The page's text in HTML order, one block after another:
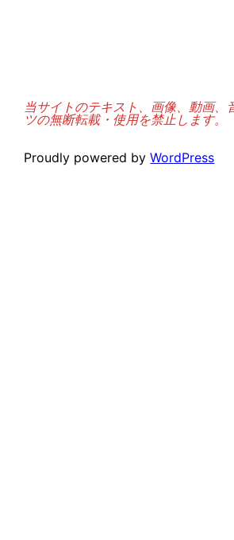
当サイトのテキスト、画像、動画、
ツの無断転載・使用を禁止します。
Proudly powered byWordPress